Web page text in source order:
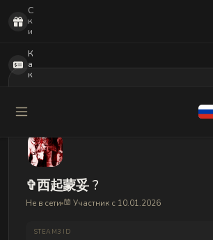
✞西起蒙妥 ?
Не в сети Участник с 10.01.2026
STEAM3 ID
С
к
и
з
а
5
0
ф
р
а
г
о
в
н
К
а
к
и
р
о
в
а
т
ь